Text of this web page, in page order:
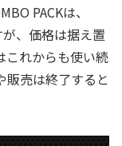
PACKは、
、価格は据え置
これからも使い続
販売は終了すると